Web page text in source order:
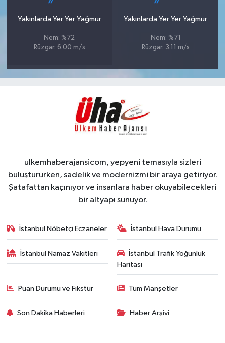
Yakınlarda Yer Yer Yağmur
Nem: %72
Rüzgar: 6.00 m/s
Yakınlarda Yer Yer Yağmur
Nem: %71
Rüzgar: 3.11 m/s
ulkemhaberajansicom, yepyeni temasıyla sizleri
buluştururken, sadelik ve modernizmi bir araya getiriyor.
Şatafattan kaçınıyor ve insanlara haber okuyabilecekleri
bir altyapı sunuyor.
İstanbul Nöbetçi Eczaneler İstanbul Hava Durumu
İstanbul Namaz Vakitleri
İstanbul Trafik Yoğunluk
Haritası
Puan Durumu ve Fikstür Tüm Manşetler
Son Dakika Haberleri Haber Arşivi